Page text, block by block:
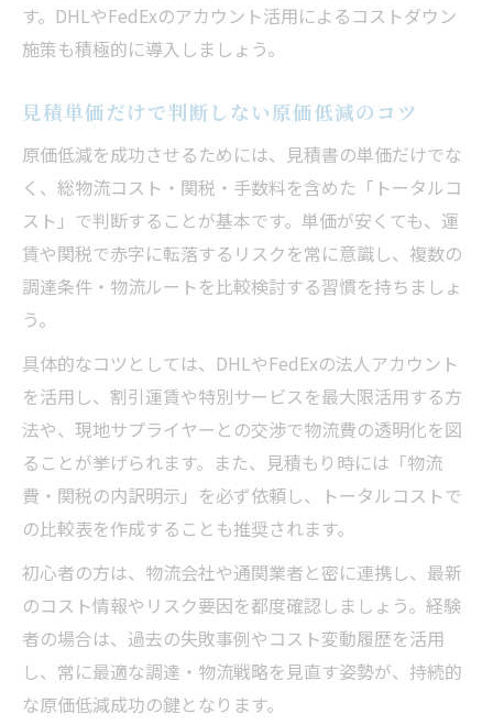
す。DHLやFedExのアカウント活用によるコストダウン
施策も積極的に導入しましょう。
見積単価だけで判断しない原価低減のコツ
原価低減を成功させるためには、見積書の単価だけでな
く、総物流コスト・関税・手数料を含めた「トータルコ
スト」で判断することが基本です。単価が安くても、運
賃や関税で赤字に転落するリスクを常に意識し、複数の
調達条件・物流ルートを比較検討する習慣を持ちましょ
う。
具体的なコツとしては、DHLやFedExの法人アカウント
を活用し、割引運賃や特別サービスを最大限活用する方
法や、現地サプライヤーとの交渉で物流費の透明化を図
ることが挙げられます。また、見積もり時には「物流
費・関税の内訳明示」を必ず依頼し、トータルコストで
の比較表を作成することも推奨されます。
初心者の方は、物流会社や通関業者と密に連携し、最新
のコスト情報やリスク要因を都度確認しましょう。経験
者の場合は、過去の失敗事例やコスト変動履歴を活用
し、常に最適な調達・物流戦略を見直す姿勢が、持続的
な原価低減成功の鍵となります。